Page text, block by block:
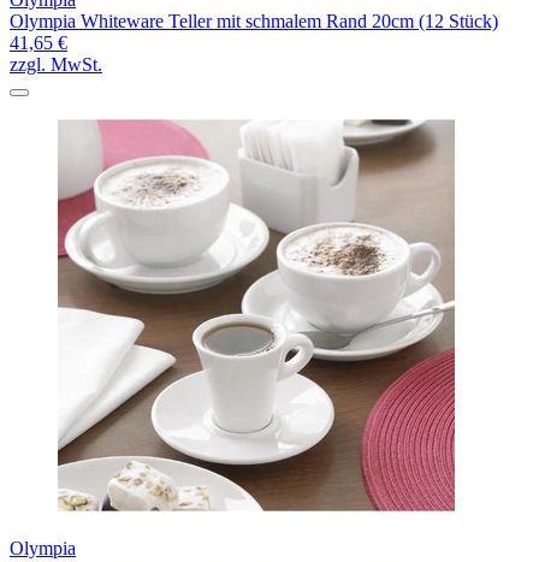
Olympia Whiteware Teller mit schmalem Rand 20cm (12 Stück)
41,65 €
zzgl. MwSt.
Olympia